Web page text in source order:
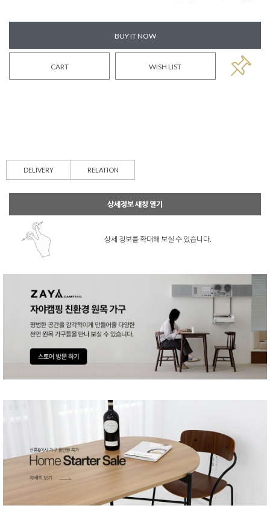
BUY IT NOW
CART WISH LIST
DELIVERY RELATION
상세정보 새창 열기
상세 정보를 확대해 보실 수 있습니다.